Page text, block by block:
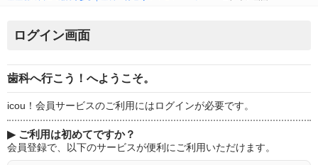
ログイン画面
歯科へ行こう！へようこそ。
icou！会員サービスのご利用にはログインが必要です。
▶ ご利用は初めてですか？
会員登録で、以下のサービスが便利にご利用いただけます。